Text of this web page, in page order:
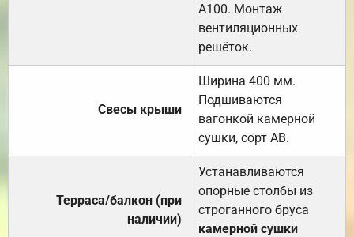
А100. Монтаж
вентиляционных
решёток.
Свесы крыши
Ширина 400 мм.
Подшиваются
вагонкой камерной
сушки, сорт АВ.
Терраса/балкон (при
наличии)
Устанавливаются
опорные столбы из
строганного бруса
камерной сушки